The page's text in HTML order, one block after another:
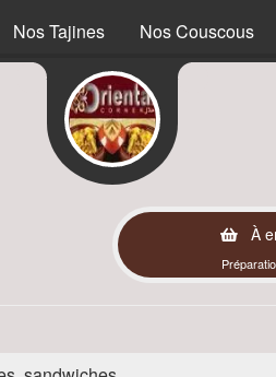
Nos Tajines Nos Couscous
À